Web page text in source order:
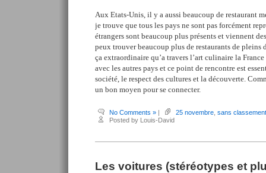
Aux Etats-Unis, il y a aussi beaucoup de restaurant
je trouve que tous les pays ne sont pas forcément
étrangers sont beaucoup plus présents et viennent
peux trouver beaucoup plus de restaurants de pleins
ça extraordinaire qu’a travers l’art culinaire la
avec les autres pays et ce point de rencontre est
société, le respect des cultures et la découverte.
un bon moyen pour se connecter.
No Comments » | 25 novembre sans classement
Posted by Louis-David
Les voitures (stéréotypes et